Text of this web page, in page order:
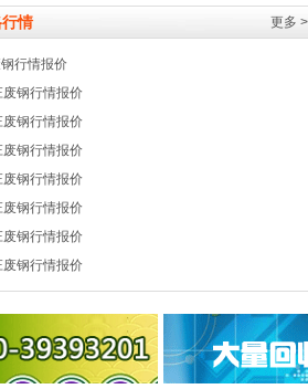
情 更多
行情报价
钢行情报价
钢行情报价
钢行情报价
钢行情报价
钢行情报价
钢行情报价
钢行情报价